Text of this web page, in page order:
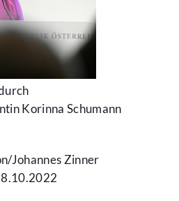
Korinna Schumann
​Johannes Zinner